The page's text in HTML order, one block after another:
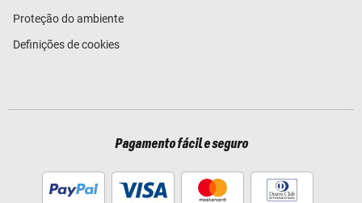
Proteção do ambiente
Definições de cookies
Pagamento fácil e seguro